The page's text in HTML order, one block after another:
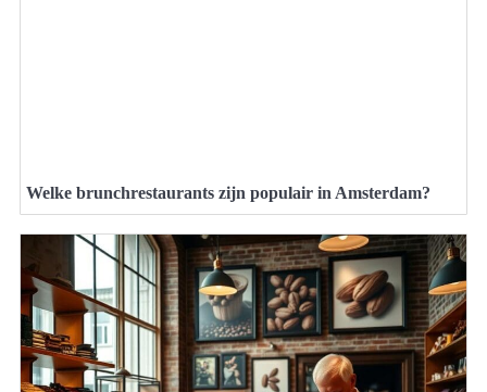
Welke brunchrestaurants zijn populair in Amsterdam?